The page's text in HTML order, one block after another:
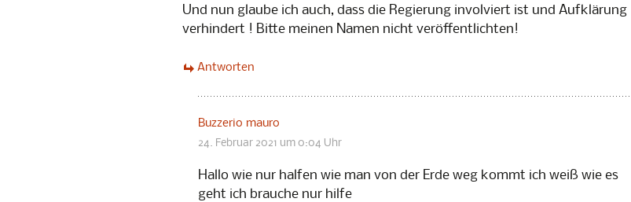
Und nun glaube ich auch, dass die Regierung involviert ist und Aufklärung
verhindert ! Bitte meinen Namen nicht veröffentlichten!
Antworten
Buzzerio mauro
24. Februar 2021 um 0:04 Uhr
Hallo wie nur halfen wie man von der Erde weg kommt ich weiß wie es
geht ich brauche nur hilfe